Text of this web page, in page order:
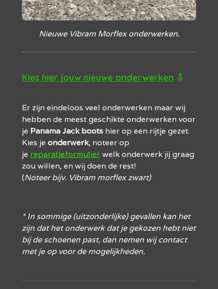
Nieuwe Vibram Morflex onderwerken.
Kies hier jouw nieuwe onderwerken ⇩
Er zijn eindeloos veel onderwerken maar wij
hebben de meest geschikte onderwerken voor
je Panama Jack bootshier op een rijtje gezet.
Kies je onderwerk, noteer op
je reparatieformulierwelk onderwerk jij graag
zou willen, en wij doen de rest!
(Noteer bijv. Vibram morflex zwart)
* In sommige (uitzonderlijke) gevallen kan het
zijn dat het onderwerk dat je gekozen hebt niet
bij de schoenen past, dan nemen wij contact
met je op voor de mogelijkheden.